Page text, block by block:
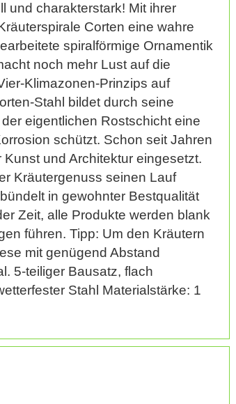
und charakterstark! Mit ihrer
Corten eine wahre
spiralförmige Ornamentik
noch mehr Lust auf die
Klimazonen-Prinzips auf
Stahl bildet durch seine
eigentlichen Rostschicht eine
schützt. Schon seit Jahren
und Architektur eingesetzt.
Kräutergenuss seinen Lauf
in gewohnter Bestqualität
Zeit, alle Produkte werden blank
führen. Tipp: Um den Kräutern
mit genügend Abstand
5-teiliger Bausatz, flach
Stahl Materialstärke: 1